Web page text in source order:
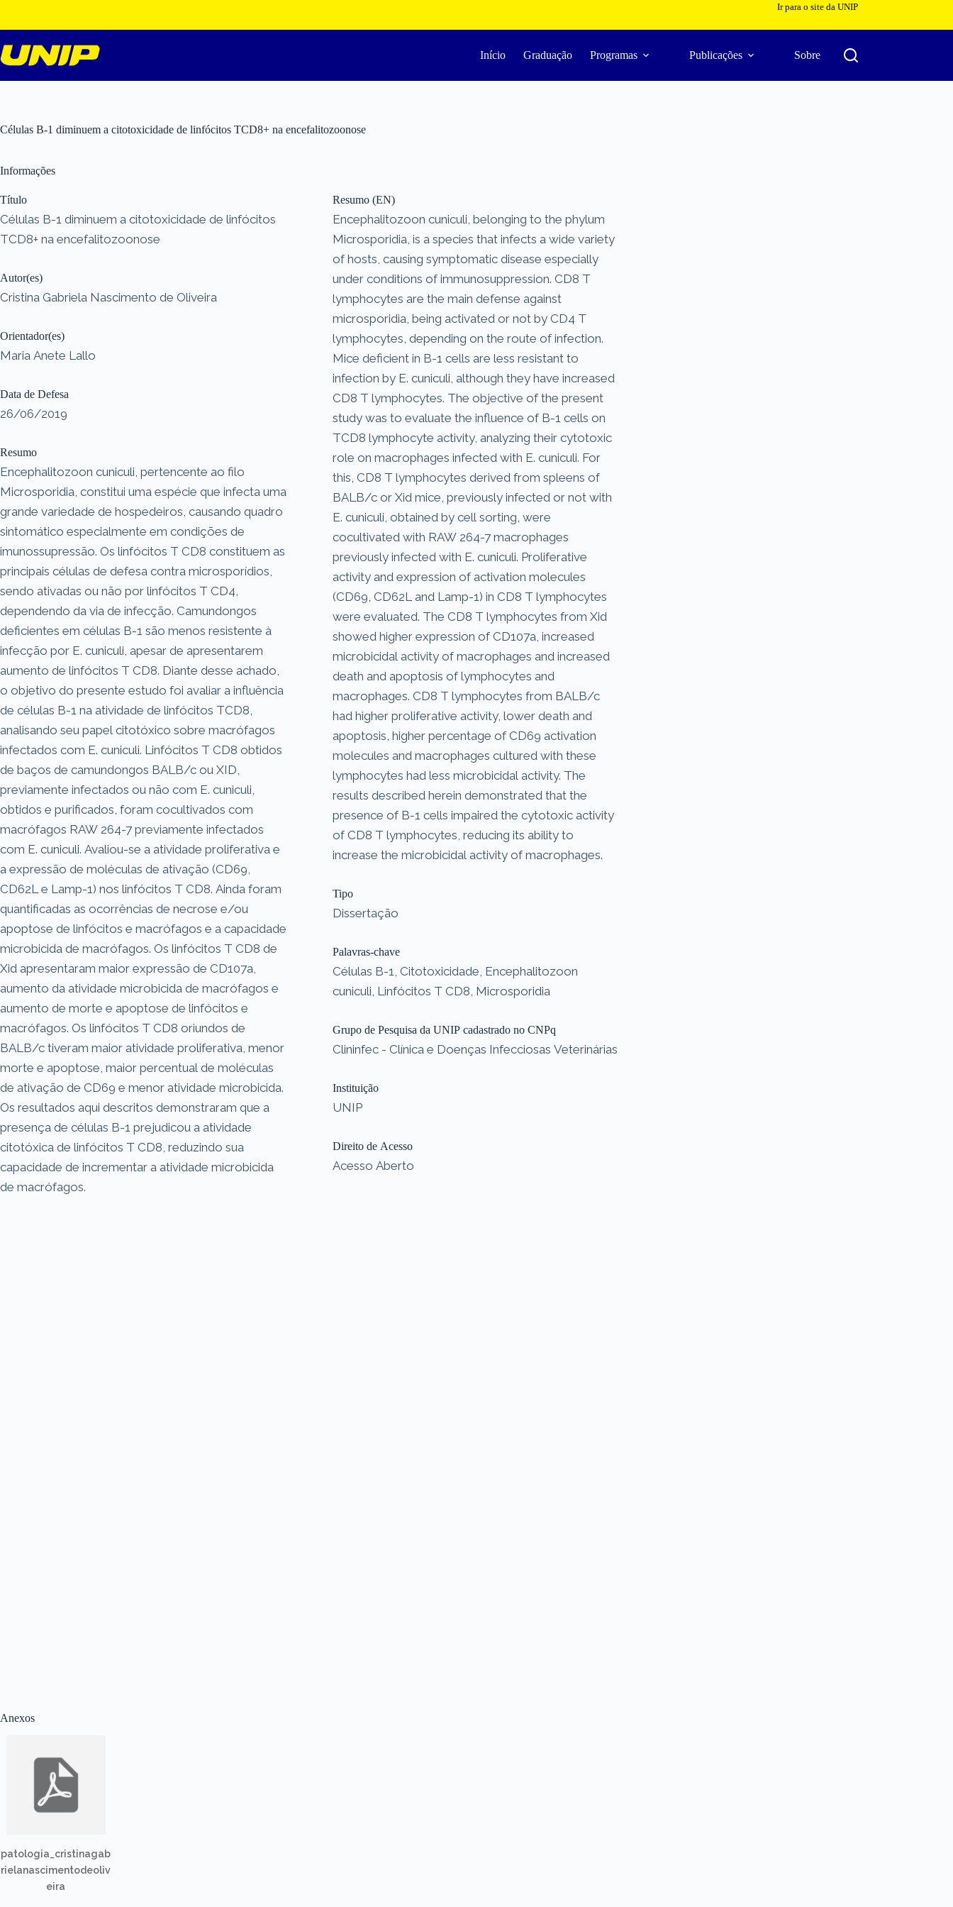
o
conteúdo
Ir para o site da UNIP
Início Graduação Programas Publicações Sobre
Células B-1 diminuem a citotoxicidade de linfócitos TCD8+ na encefalitozoonose
Anexos
patologia_cristinagab
rielanascimentodeoliv
eira
Informações
Título
Células B-1 diminuem a citotoxicidade de linfócitos
TCD8+ na encefalitozoonose
Autor(es)
Cristina Gabriela Nascimento de Oliveira
Orientador(es)
Maria Anete Lallo
Data de Defesa
26/06/2019
Resumo
Encephalitozoon cuniculi, pertencente ao filo
Microsporidia, constitui uma espécie que infecta uma
grande variedade de hospedeiros, causando quadro
sintomático especialmente em condições de
imunossupressão. Os linfócitos T CD8 constituem as
principais células de defesa contra microsporídios,
sendo ativadas ou não por linfócitos T CD4,
dependendo da via de infecção. Camundongos
deficientes em células B-1 são menos resistente à
infecção por E. cuniculi, apesar de apresentarem
aumento de linfócitos T CD8. Diante desse achado,
o objetivo do presente estudo foi avaliar a influência
de células B-1 na atividade de linfócitos TCD8,
analisando seu papel citotóxico sobre macrófagos
infectados com E. cuniculi. Linfócitos T CD8 obtidos
de baços de camundongos BALB/c ou XID,
previamente infectados ou não com E. cuniculi,
obtidos e purificados, foram cocultivados com
macrófagos RAW 264-7 previamente infectados
com E. cuniculi. Avaliou-se a atividade proliferativa e
a expressão de moléculas de ativação (CD69,
CD62L e Lamp-1) nos linfócitos T CD8. Ainda foram
quantificadas as ocorrências de necrose e/ou
apoptose de linfócitos e macrófagos e a capacidade
microbicida de macrófagos. Os linfócitos T CD8 de
Xid apresentaram maior expressão de CD107a,
aumento da atividade microbicida de macrófagos e
aumento de morte e apoptose de linfócitos e
macrófagos. Os linfócitos T CD8 oriundos de
BALB/c tiveram maior atividade proliferativa, menor
morte e apoptose, maior percentual de moléculas
de ativação de CD69 e menor atividade microbicida.
Os resultados aqui descritos demonstraram que a
presença de células B-1 prejudicou a atividade
citotóxica de linfócitos T CD8, reduzindo sua
capacidade de incrementar a atividade microbicida
de macrófagos.
Resumo (EN)
Encephalitozoon cuniculi, belonging to the phylum
Microsporidia, is a species that infects a wide variety
of hosts, causing symptomatic disease especially
under conditions of immunosuppression. CD8 T
lymphocytes are the main defense against
microsporidia, being activated or not by CD4 T
lymphocytes, depending on the route of infection.
Mice deficient in B-1 cells are less resistant to
infection by E. cuniculi, although they have increased
CD8 T lymphocytes. The objective of the present
study was to evaluate the influence of B-1 cells on
TCD8 lymphocyte activity, analyzing their cytotoxic
role on macrophages infected with E. cuniculi. For
this, CD8 T lymphocytes derived from spleens of
BALB/c or Xid mice, previously infected or not with
E. cuniculi, obtained by cell sorting, were
cocultivated with RAW 264-7 macrophages
previously infected with E. cuniculi. Proliferative
activity and expression of activation molecules
(CD69, CD62L and Lamp-1) in CD8 T lymphocytes
were evaluated. The CD8 T lymphocytes from Xid
showed higher expression of CD107a, increased
microbicidal activity of macrophages and increased
death and apoptosis of lymphocytes and
macrophages. CD8 T lymphocytes from BALB/c
had higher proliferative activity, lower death and
apoptosis, higher percentage of CD69 activation
molecules and macrophages cultured with these
lymphocytes had less microbicidal activity. The
results described herein demonstrated that the
presence of B-1 cells impaired the cytotoxic activity
of CD8 T lymphocytes, reducing its ability to
increase the microbicidal activity of macrophages.
Tipo
Dissertação
Palavras-chave
Células B-1, Citotoxicidade, Encephalitozoon
cuniculi, Linfócitos T CD8, Microsporidia
Grupo de Pesquisa da UNIP cadastrado no CNPq
Clininfec - Clínica e Doenças Infecciosas Veterinárias
Instituição
UNIP
Direito de Acesso
Acesso Aberto